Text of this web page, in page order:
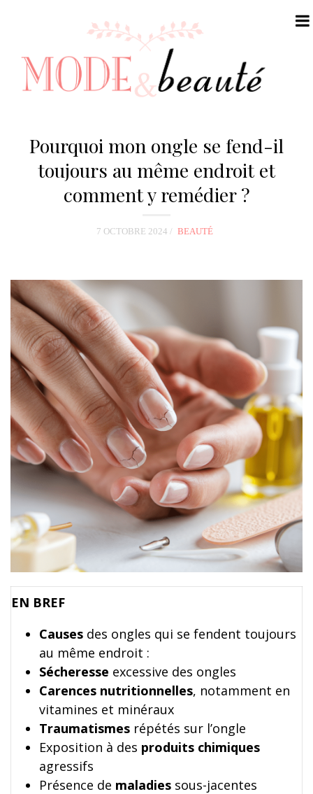
n
Pourquoi mon ongle se fend-il
toujours au même endroit et
comment y remédier ?
7 OCTOBRE 2024 BEAUTÉ
EN BREF
Causes des ongles qui se fendent toujours
au même endroit :
Sécheresse excessive des ongles
Carences nutritionnelles, notamment en
vitamines et minéraux
Traumatismes répétés sur l’ongle
Exposition à des produits chimiques
agressifs
Présence de maladies sous-jacentes